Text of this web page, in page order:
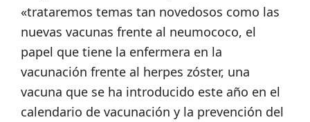
«trataremos temas tan novedosos como las
nuevas vacunas frente al neumococo, el
papel que tiene la enfermera en la
vacunación frente al herpes zóster, una
vacuna que se ha introducido este año en el
calendario de vacunación y la prevención del